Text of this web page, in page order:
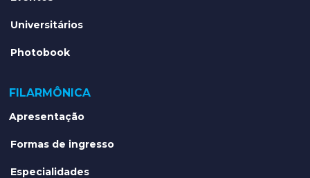
Universitários
Photobook
FILARMÔNICA
Apresentação
Formas de ingresso
Especialidades